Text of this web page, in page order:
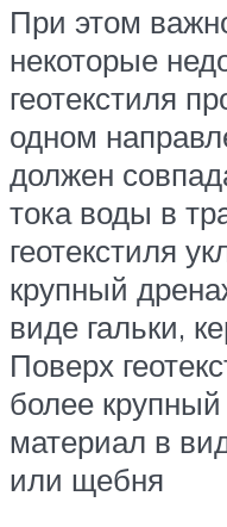
При этом
некоторые
геотекстиля
одном
должен
тока воды в
геотекстиля
крупный
виде гальки,
Поверх
более
материал в
или щебня